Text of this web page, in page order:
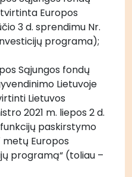
Europos
3 d. sprendimu Nr.
programa);
Sąjungos fondų
Lietuvoje
Lietuvos
2021 m. liepos 2 d.
funkcijų paskirstymo
metų Europos
programą“ (toliau –